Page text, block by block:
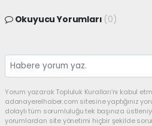
Okuyucu Yorumları (0)
Yorum yazarak Topluluk Kuralları’nı kabul
adanayerelhaber.com sitesine yaptığınız
dolaylı tüm sorumluluğu tek başınıza
yorumlardan site yönetimi hiçbir şekilde